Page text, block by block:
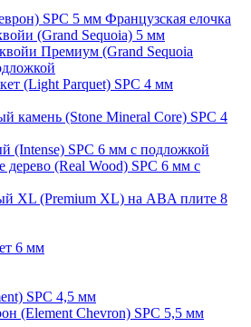
SPC 5 мм Французская елочка
(Grand Sequoia) 5 мм
Премиум (Grand Sequoia
(Light Parquet) SPC 4 мм
камень (Stone Mineral Core) SPC 4
(Intense) SPC 6 мм с подложкой
дерево (Real Wood) SPC 6 мм с
XL (Premium XL) на ABA плите 8
6 мм
SPC 4,5 мм
(Element Chevron) SPC 5,5 мм